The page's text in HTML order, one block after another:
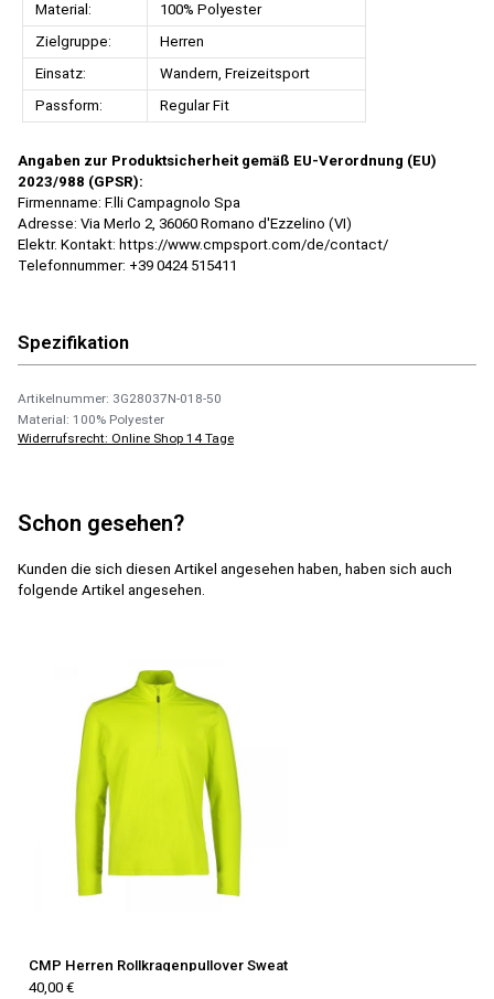
Material:
100% Polyester
Zielgruppe:
Herren
Einsatz:
Wandern, Freizeitsport
Passform:
Regular Fit
Angaben zur Produktsicherheit gemäß EU-Verordnung (EU)
2023/988 (GPSR):
Firmenname: F.lli Campagnolo Spa
Adresse: Via Merlo 2, 36060 Romano d'Ezzelino (VI)
Elektr. Kontakt: https://www.cmpsport.com/de/contact/
Telefonnummer: +39 0424 515411
Spezifikation
Artikelnummer: 3G28037N-018-50
Material: 100% Polyester
Widerrufsrecht: Online Shop 14 Tage
Schon gesehen?
Kunden die sich diesen Artikel angesehen haben, haben sich auch
folgende Artikel angesehen.
CMP Herren Rollkragenpullover Sweat
40,00 €